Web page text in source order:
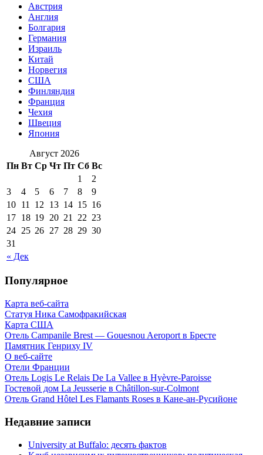
Австрия
Англия
Болгария
Германия
Израиль
Китай
Норвегия
США
Финляндия
Франция
Чехия
Швеция
Япония
Август 2026
Пн Вт Ср Чт Пт Сб Вс
« Дек
1
2
3
4 5 6 7 8
9
10 11 12 13 14 15 16
17 18 19 20 21 22 23
24 25 26 27 28 29 30
31
Популярное
Карта веб-сайта
Статуя Ника Самофракийская
Карта США
Отель Campanile Brest — Gouesnou Aeroport в Бресте
Памятник Генриху IV
О веб-сайте
Отели Франции
Отель Logis Le Relais De La Vallee в Hyèvre-Paroisse
Гостевой дом La Jeusserie в Châtillon-sur-Colmont
Отель Grand Hôtel Les Flamants Roses в Кане-ан-Русийоне
Недавние записи
University at Buffalo: десять фактов